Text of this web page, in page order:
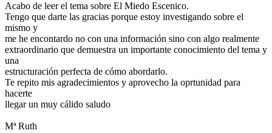
Acabo de leer el tema sobre El Miedo Escenico.
Tengo que darte las gracias porque estoy investigando sobre el
mismo y
me he encontardo no con una información sino con algo realmente
extraordinario que demuestra un importante conocimiento del tema y
una
estructuración perfecta de cómo abordarlo.
Te repito mis agradecimientos y aprovecho la oprtunidad para
hacerte
llegar un muy cálido saludo
Mª Ruth